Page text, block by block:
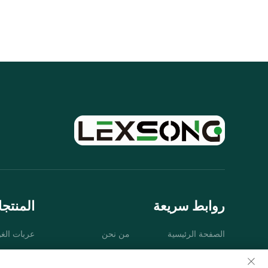
روابط سريعة
الصفحة الرئيسية من نحن عربات